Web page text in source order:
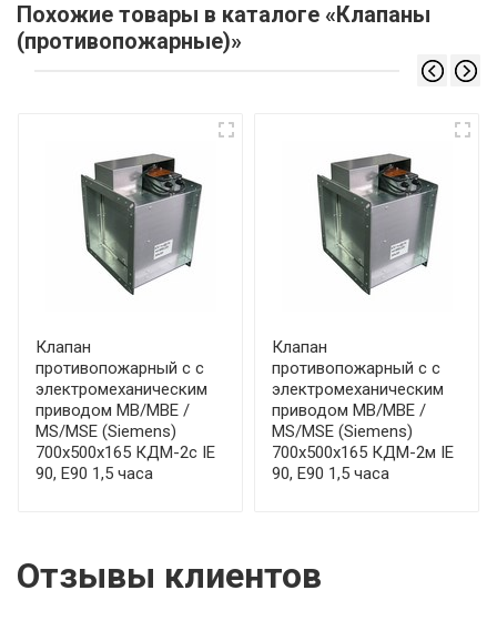
Похожие товары в каталоге «Клапаны
(противопожарные)»
Клапан
противопожарный с с
электромеханическим
приводом МВ/МВЕ /
MS/MSE (Siemens)
700x500x165 КДМ-2с IE
90, E90 1,5 часа
Клапан
противопожарный с с
электромеханическим
приводом МВ/МВЕ /
MS/MSE (Siemens)
700x500x165 КДМ-2м IE
90, E90 1,5 часа
Отзывы клиентов